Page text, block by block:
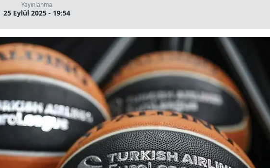
Yayınlanma
25 Eylül 2025 - 19:54